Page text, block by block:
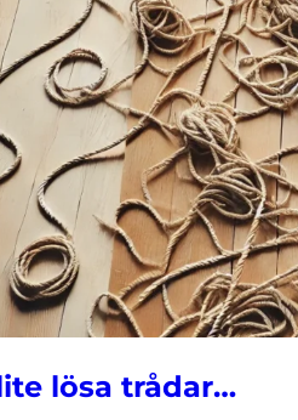
lösa trådar…